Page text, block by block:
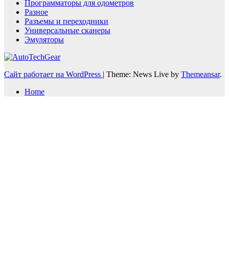
Программаторы для одометров
Разное
Разъемы и переходники
Универсальные сканеры
Эмуляторы
Сайт работает на WordPress | Theme: News Live by Themeansar.
Home